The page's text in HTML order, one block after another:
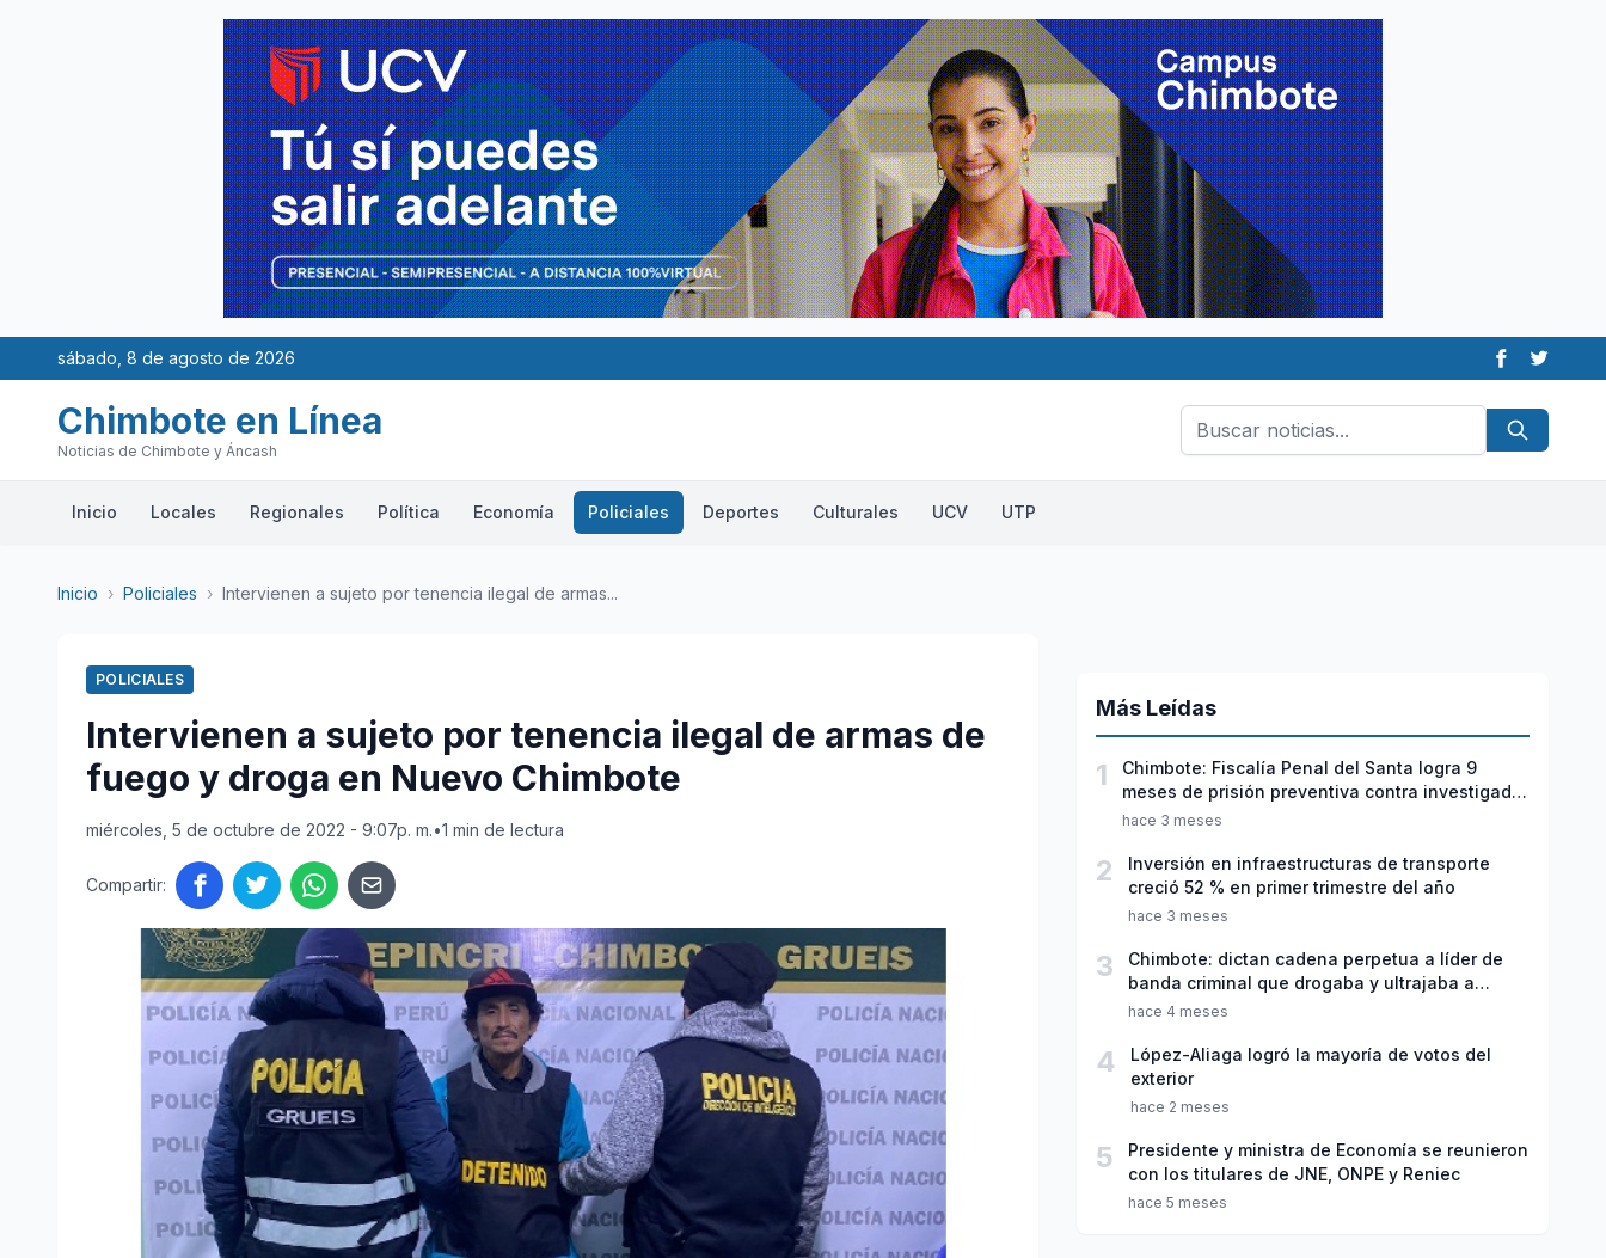
sábado, 8 de agosto de 2026
Chimbote en Línea
Noticias de Chimbote y Áncash
Inicio Locales Regionales Política Economía Policiales Deportes Culturales UCV UTP
Inicio › Policiales › Intervienen a sujeto por tenencia ilegal de armas...
POLICIALES
Intervienen a sujeto por tenencia ilegal de armas de
fuego y droga en Nuevo Chimbote
miércoles, 5 de octubre de 2022 - 9:07p. m.•1 min de lectura
Compartir:
Más Leídas
1
Chimbote: Fiscalía Penal del Santa logra 9
meses de prisión preventiva contra investigado
por violación sexual y tentativa de feminicidio
hace 3 meses
2
Inversión en infraestructuras de transporte
creció 52 % en primer trimestre del año
hace 3 meses
3
Chimbote: dictan cadena perpetua a líder de
banda criminal que drogaba y ultrajaba a
jóvenes
hace 4 meses
4
López-Aliaga logró la mayoría de votos del
exterior
hace 2 meses
5
Presidente y ministra de Economía se reunieron
con los titulares de JNE, ONPE y Reniec
hace 5 meses